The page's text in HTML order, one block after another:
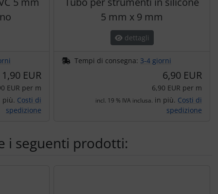
1,90 EUR
EUR per m
Costi di
spedizione
5 mm x 9 mm
dettagli
Tempi di consegna: 3-4 giorni
6,90 EUR
6,90 EUR per m
incl. 19 % IVA inclusa. in più. Costi di
spedizione
i seguenti prodotti: